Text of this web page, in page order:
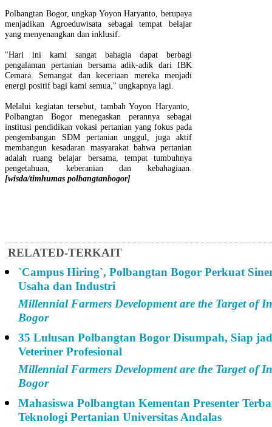
Polbangtan Bogor, ungkap Yoyon Haryanto, berupaya
menjadikan Agroeduwisata sebagai tempat belajar
yang menyenangkan dan inklusif.
"Hari ini kami sangat bahagia dapat berbagi
pengalaman pertanian bersama adik-adik dari IBK
Cemara. Semangat dan keceriaan mereka menjadi
energi positif bagi kami semua," ungkapnya lagi.
Melalui kegiatan tersebut, tambah Yoyon Haryanto,
Polbangtan Bogor menegaskan perannya sebagai
institusi pendidikan vokasi pertanian yang fokus pada
pengembangan SDM pertanian unggul, juga aktif
membangun kesadaran masyarakat bahwa pertanian
adalah ruang belajar bersama, tempat tumbuhnya
pengetahuan, keberanian dan kebahagiaan.
[wisda/timhumas polbangtanbogor]
RELATED-TERKAIT
`Campus Hiring`, Polbangtan Bogor Perkuat
Usaha dan Industri
Millennial Farmers Development are the Target of
Bogor
35 Lulusan Polbangtan Bogor Disumpah, Siap
Veteriner Profesional
Millennial Farmers Development are the Target of
Bogor
Mahasiswa Polbangtan Kementan Presenter
Teknologi Pertanian Universitas Andalas